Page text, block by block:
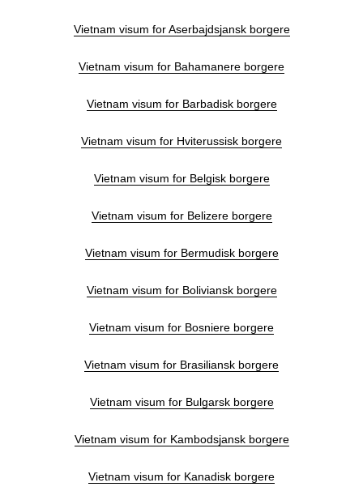
Vietnam visum for Aserbajdsjansk borgere
Vietnam visum for Bahamanere borgere
Vietnam visum for Barbadisk borgere
Vietnam visum for Hviterussisk borgere
Vietnam visum for Belgisk borgere
Vietnam visum for Belizere borgere
Vietnam visum for Bermudisk borgere
Vietnam visum for Boliviansk borgere
Vietnam visum for Bosniere borgere
Vietnam visum for Brasiliansk borgere
Vietnam visum for Bulgarsk borgere
Vietnam visum for Kambodsjansk borgere
Vietnam visum for Kanadisk borgere